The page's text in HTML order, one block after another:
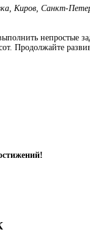
, Киров, Санкт-
непростые
Продолжайте